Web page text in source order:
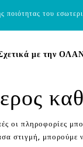
του
με την
οι πληροφορίες
στιγμή,